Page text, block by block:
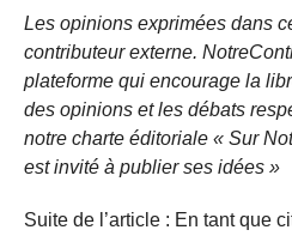
Les opinions exprimées dans
contributeur externe.
plateforme qui encourage la
des opinions et les débats
notre charte éditoriale « Sur
est invité à publier ses idées »
Suite de l’article : En tant que